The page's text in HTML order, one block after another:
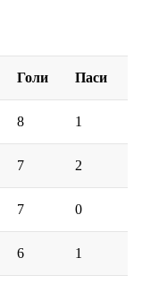
Голи Паси
8 1
7 2
7 0
6 1